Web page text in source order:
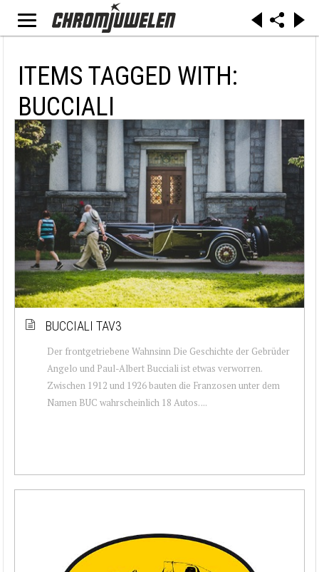
ITEMS TAGGED WITH:
BUCCIALI
BUCCIALI TAV3
Der frontgetriebene Wahnsinn Die Geschichte der Gebrüder
Angelo und Paul-Albert Bucciali ist etwas verworren.
Zwischen 1912 und 1926 bauten die Franzosen unter dem
Namen BUC wahrscheinlich 18 Autos. ...